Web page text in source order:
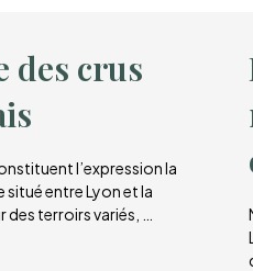
des crus
l’expression la
entre Lyon et la
terroirs variés, …